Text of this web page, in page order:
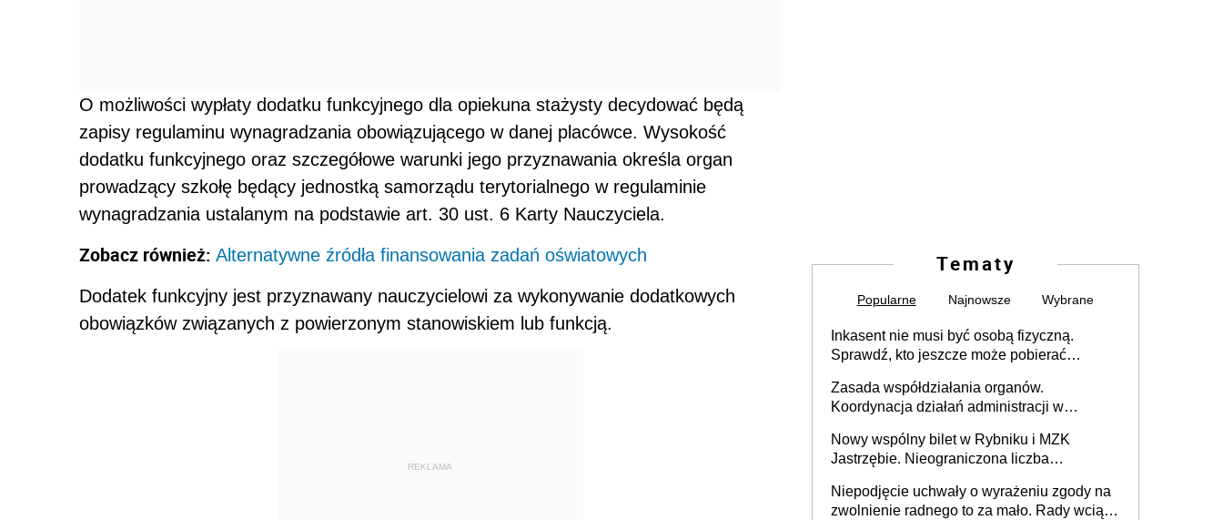
O możliwości wypłaty dodatku funkcyjnego dla opiekuna stażysty decydować będą
zapisy regulaminu wynagradzania obowiązującego w danej placówce. Wysokość
dodatku funkcyjnego oraz szczegółowe warunki jego przyznawania określa organ
prowadzący szkołę będący jednostką samorządu terytorialnego w regulaminie
wynagradzania ustalanym na podstawie art. 30 ust. 6 Karty Nauczyciela.
Zobacz również: Alternatywne źródła finansowania zadań oświatowych
Dodatek funkcyjny jest przyznawany nauczycielowi za wykonywanie dodatkowych
obowiązków związanych z powierzonym stanowiskiem lub funkcją.
REKLAMA
Tematy
Popularne Najnowsze Wybrane
Inkasent nie musi być osobą fizyczną.
Sprawdź, kto jeszcze może pobierać
Zasada współdziałania organów.
Koordynacja działań administracji w
Nowy wspólny bilet w Rybniku i MZK
Jastrzębie. Nieograniczona liczba
Niepodjęcie uchwały o wyrażeniu zgody na
zwolnienie radnego to za mało. Rady wciąż